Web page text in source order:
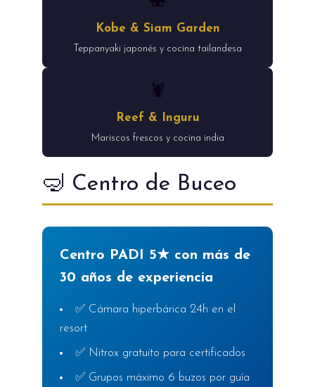
Kobe & Siam Garden
Teppanyaki japonés y cocina tailandesa
🦞
Reef & Inguru
Mariscos frescos y cocina india
🤿 Centro de Buceo
Centro PADI 5★ con más de
30 años de experiencia
✅ Cámara hiperbárica 24h en el
resort
✅ Nitrox gratuito para certificados
✅ Grupos máximo 6 buzos por guía